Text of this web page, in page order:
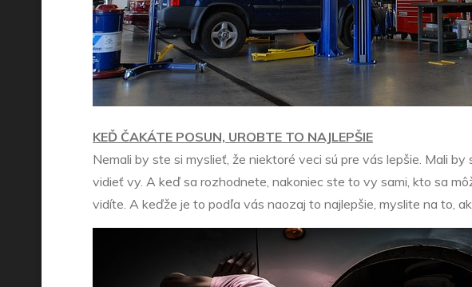
KEĎ ČAKÁTE POSUN, UROBTE TO NAJLEPŠIE
Nemali by ste si myslieť, že niektoré veci sú pre vás lepšie. Mali
vidieť vy. A keď sa rozhodnete, nakoniec ste to vy sami, kto sa
vidíte. A keďže je to podľa vás naozaj to najlepšie, myslite na to,